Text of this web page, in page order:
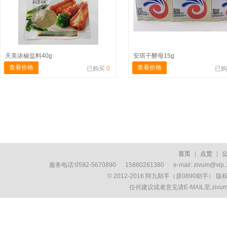
天美浓椒盐料40g
查看价格
已购买 0
安琪干酵母15g
查看价格
已
首页 点货
服务电话:0592-5670890 15880261380 e-mail:
© 2012-2016 阿九助手（原0890助手） 版
任何建议或者意见请E-MAIL至